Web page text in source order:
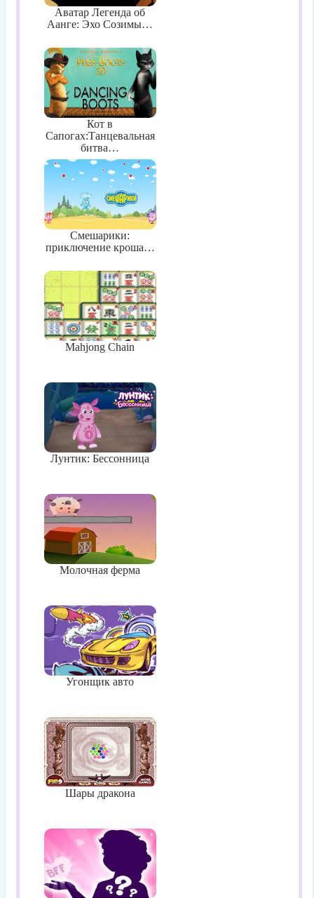
Аватар Легенда об
Аанге: Эхо Созимы…
Кот в
Сапогах:Танцевальная
битва…
Смешарики:
приключение кроша…
Mahjong Chain
Лунтик: Бессонница
Молочная ферма
Угонщик авто
Шары дракона